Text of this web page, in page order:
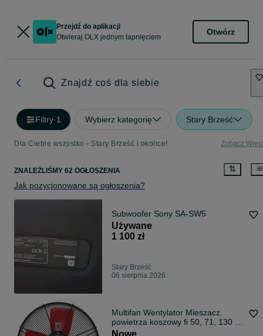
Przejdź do aplikacji
Otwieraj OLX jednym tapnięciem
Otwórz
Znajdź coś dla siebie
Filtry·1 Wybierz kategorię Stary Brześć
Dla Ciebie wszystko - Stary Brześć i okolice! Zobacz
ZNALEŹLIŚMY 62 OGŁOSZENIA
Jak pozycjonowane są ogłoszenia?
Subwoofer Sony SA-SW5
Używane
1 100 zł
Stary Brześć
06 sierpnia 2026
Multifan Wentylator Mieszacz
powietrza koszowy fi 50, 71, 130 do
obory